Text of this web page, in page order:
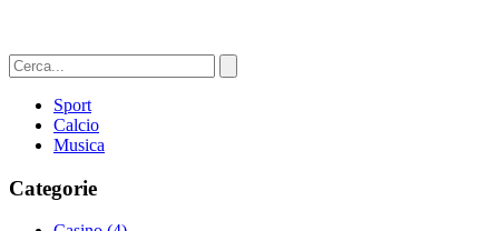
Sport
Calcio
Musica
Categorie